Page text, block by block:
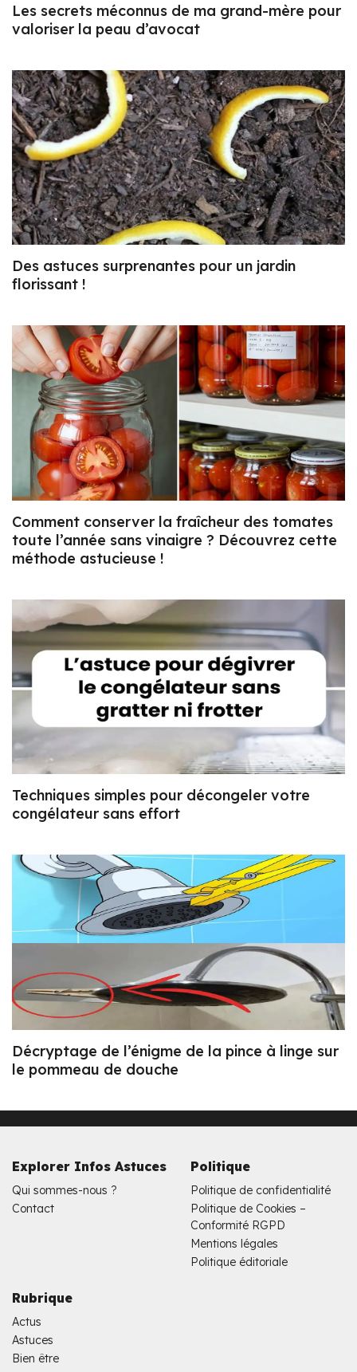
Les secrets méconnus de ma grand-mère pour
valoriser la peau d’avocat
Des astuces surprenantes pour un jardin
florissant !
Comment conserver la fraîcheur des tomates
toute l’année sans vinaigre ? Découvrez cette
méthode astucieuse !
Techniques simples pour décongeler votre
congélateur sans effort
Décryptage de l’énigme de la pince à linge sur
le pommeau de douche
Explorer Infos Astuces
Qui sommes-nous ?
Contact
Politique
Politique de confidentialité
Politique de Cookies –
Conformité RGPD
Mentions légales
Politique éditoriale
Rubrique
Actus
Astuces
Bien être